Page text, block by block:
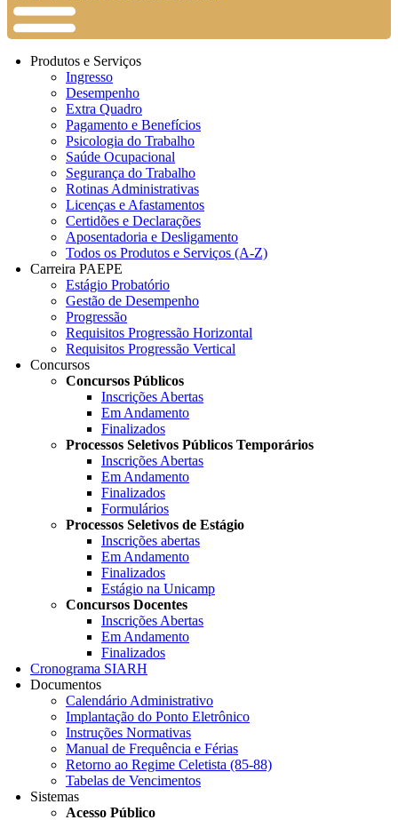
Produtos e Serviços
Ingresso
Desempenho
Extra Quadro
Pagamento e Benefícios
Psicologia do Trabalho
Saúde Ocupacional
Segurança do Trabalho
Rotinas Administrativas
Licenças e Afastamentos
Certidões e Declarações
Aposentadoria e Desligamento
Todos os Produtos e Serviços (A-Z)
Carreira PAEPE
Estágio Probatório
Gestão de Desempenho
Progressão
Requisitos Progressão Horizontal
Requisitos Progressão Vertical
Concursos
Concursos Públicos
Inscrições Abertas
Em Andamento
Finalizados
Processos Seletivos Públicos Temporários
Inscrições Abertas
Em Andamento
Finalizados
Formulários
Processos Seletivos de Estágio
Inscrições abertas
Em Andamento
Finalizados
Estágio na Unicamp
Concursos Docentes
Inscrições Abertas
Em Andamento
Finalizados
Cronograma SIARH
Documentos
Calendário Administrativo
Implantação do Ponto Eletrônico
Instruções Normativas
Manual de Frequência e Férias
Retorno ao Regime Celetista (85-88)
Tabelas de Vencimentos
Sistemas
Acesso Público